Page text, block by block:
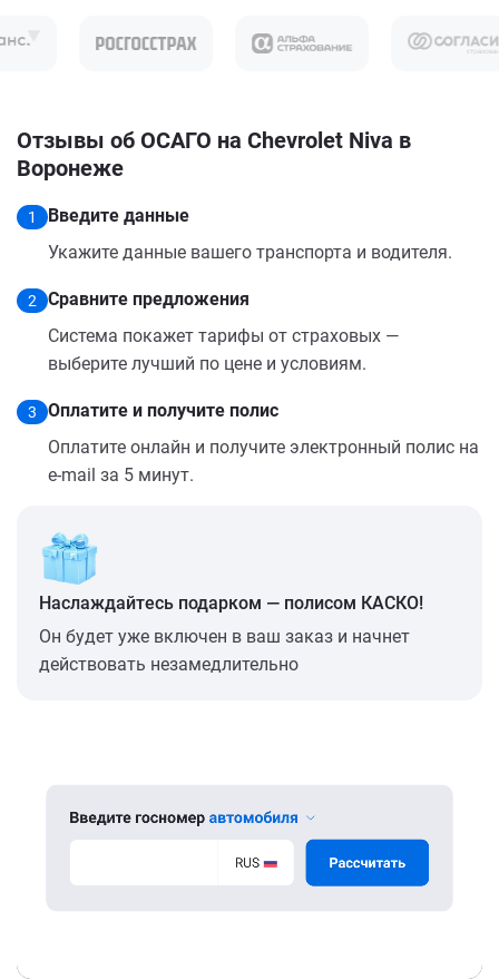
Отзывы об ОСАГО на Chevrolet Niva в
Воронеже
1
Введите данные
Укажите данные вашего транспорта и водителя.
2
Сравните предложения
Система покажет тарифы от страховых —
выберите лучший по цене и условиям.
3
Оплатите и получите полис
Оплатите онлайн и получите электронный полис на
e-mail за 5 минут.
Наслаждайтесь подарком — полисом КАСКО!
Он будет уже включен в ваш заказ и начнет
действовать незамедлительно